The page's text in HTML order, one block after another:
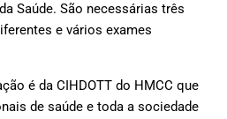
Saúde. São necessárias três
e vários exames
é da CIHDOTT do HMCC que
de saúde e toda a sociedade